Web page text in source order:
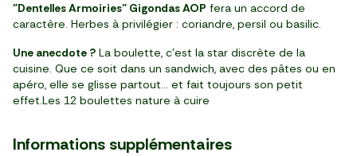
"Dentelles Armoiries" Gigondas AOP fera un accord de
caractère. Herbes à privilégier : coriandre, persil ou basilic.
Une anecdote ? La boulette, c’est la star discrète de la
cuisine. Que ce soit dans un sandwich, avec des pâtes ou en
apéro, elle se glisse partout… et fait toujours son petit
effet.Les 12 boulettes nature à cuire
Informations supplémentaires